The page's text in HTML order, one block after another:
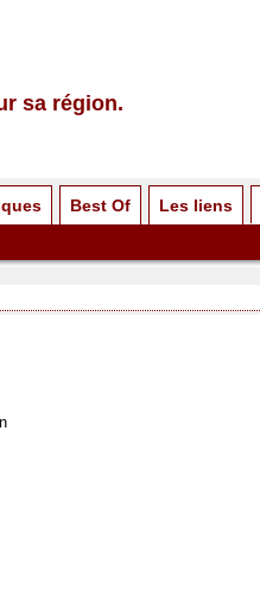
sa région.
Best Of Les liens